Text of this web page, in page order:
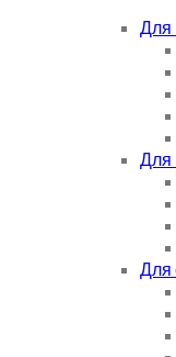
Для
Для
Для